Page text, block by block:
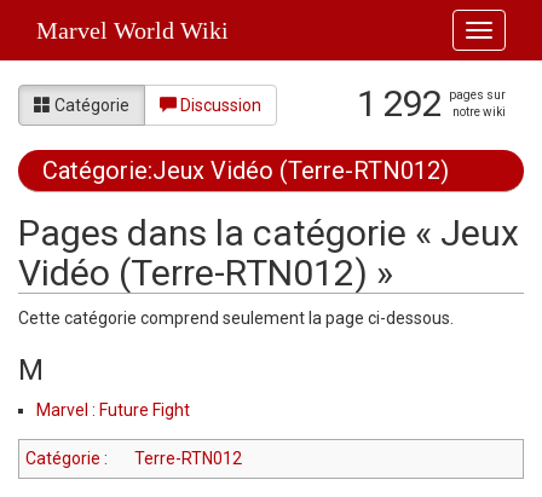
Toggle
Marvel World Wiki
Catégorie Discussion 1 292
pages sur
notre wiki
Catégorie:Jeux Vidéo (Terre-RTN012)
Pages dans la catégorie « Jeux
Vidéo (Terre-RTN012) »
Cette catégorie comprend seulement la page ci-dessous.
M
Marvel : Future Fight
Catégorie : Terre-RTN012